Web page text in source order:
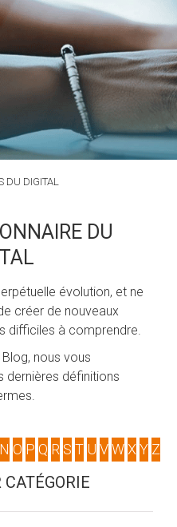
DU DIGITAL
DU
évolution, et ne
créer de nouveaux
difficiles à comprendre.
nous vous
dernières définitions
N O P Q R S T U VWXY Z